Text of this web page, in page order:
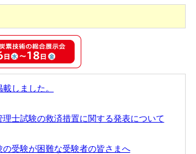
しました。
士試験の救済措置に関する発表について
受験が困難な受験者の皆さまへ